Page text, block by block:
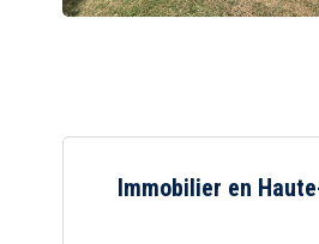
Immobilier en